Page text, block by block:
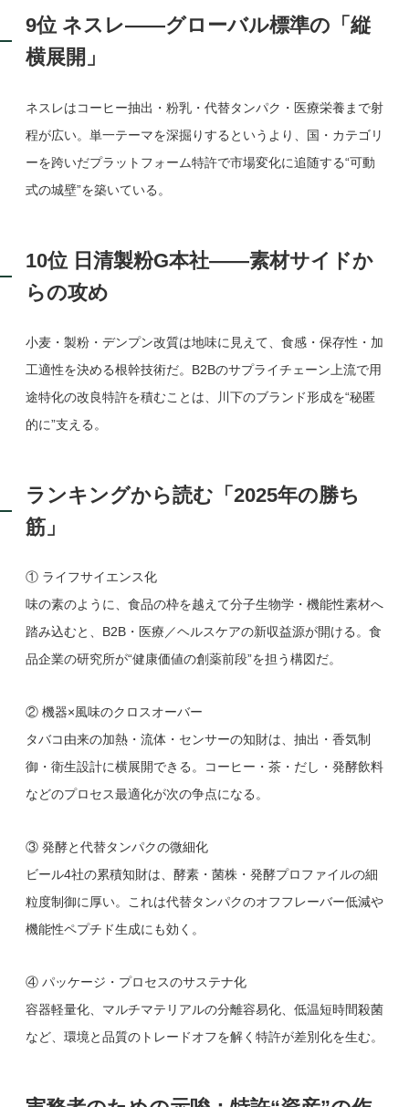
9位 ネスレ——グローバル標準の「縦
横展開」
ネスレはコーヒー抽出・粉乳・代替タンパク・医療栄養まで射
程が広い。単一テーマを深掘りするというより、国・カテゴリ
ーを跨いだプラットフォーム特許で市場変化に追随する“可動
式の城壁”を築いている。
10位 日清製粉G本社——素材サイドか
らの攻め
小麦・製粉・デンプン改質は地味に見えて、食感・保存性・加
工適性を決める根幹技術だ。B2Bのサプライチェーン上流で用
途特化の改良特許を積むことは、川下のブランド形成を“秘匿
的に”支える。
ランキングから読む「2025年の勝ち
筋」
① ライフサイエンス化
味の素のように、食品の枠を越えて分子生物学・機能性素材へ
踏み込むと、B2B・医療／ヘルスケアの新収益源が開ける。食
品企業の研究所が“健康価値の創薬前段”を担う構図だ。
② 機器×風味のクロスオーバー
タバコ由来の加熱・流体・センサーの知財は、抽出・香気制
御・衛生設計に横展開できる。コーヒー・茶・だし・発酵飲料
などのプロセス最適化が次の争点になる。
③ 発酵と代替タンパクの微細化
ビール4社の累積知財は、酵素・菌株・発酵プロファイルの細
粒度制御に厚い。これは代替タンパクのオフフレーバー低減や
機能性ペプチド生成にも効く。
④ パッケージ・プロセスのサステナ化
容器軽量化、マルチマテリアルの分離容易化、低温短時間殺菌
など、環境と品質のトレードオフを解く特許が差別化を生む。